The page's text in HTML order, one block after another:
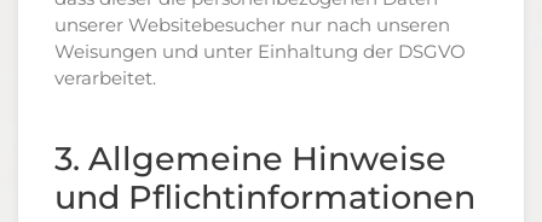
unserer Websitebesucher nur nach unseren
Weisungen und unter Einhaltung der DSGVO
verarbeitet.
3. Allgemeine Hinweise
und Pflicht­informationen